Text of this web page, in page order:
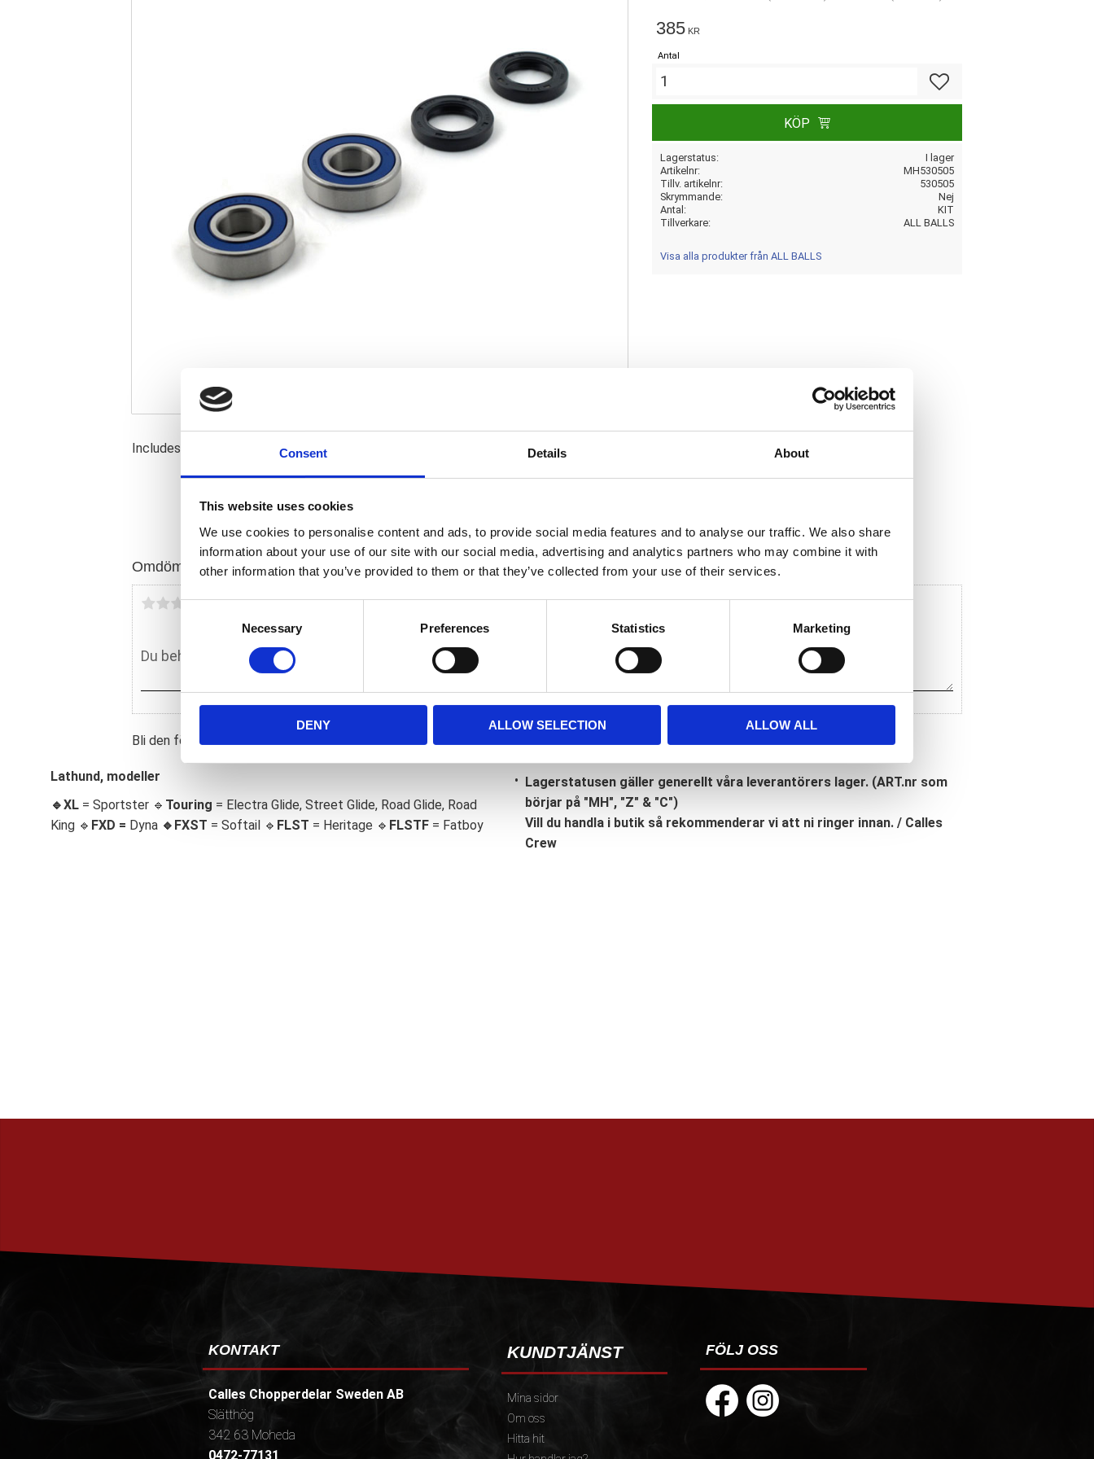
Consent Details About
This website uses cookies
We use cookies to personalise content and ads, to provide social media features and to analyse our traffic. We also share
information about your use of our site with our social media, advertising and analytics partners who may combine it with
other information that you’ve provided to them or that they’ve collected from your use of their services.
C
S
e
e
c
Necessary Preferences Statistics Marketing
DENY ALLOW SELECTION ALLOW ALL
385 KR
Antal
KÖP
Lagerstatus
I lager
Artikelnr
MH530505
Tillv. artikelnr
530505
Skrymmande
Nej
Antal
KIT
Tillverkare
ALL BALLS
Visa alla produkter från ALL BALLS
Includes 2 sealed ball bearings (approx. 17mm ID) and 2 seals. Drum brake models.
Dela med dig
c
b
o
Omdömen
Du
Bli den första att lämna ett omdöme.
Lathund, modeller
🔹XL = Sportster 🔹 Touring = Electra Glide, Street Glide, Road Glide, Road
King 🔹 FXD = Dyna 🔹 FXST = Softail 🔹 FLST = Heritage 🔹 FLSTF = Fatboy
Lagerstatusen gäller generellt våra leverantörers lager. (ART.nr som
börjar på "MH", "Z" & "C")
Vill du handla i butik så rekommenderar vi att ni ringer innan. / Calles
Crew
KONTAKT
Calles Chopperdelar Sweden AB
Slätthög
342 63 Moheda
0472-77131
KUNDTJÄNST
Mina sidor
Om oss
Hitta hit
FÖLJ OSS